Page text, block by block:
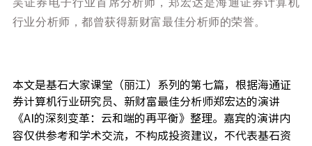
吴证券电子行业首席分析师，郑宏达是海通证券计算机
行业分析师，都曾获得新财富最佳分析师的荣誉。
本文是基石大家课堂（丽江）系列的第七篇，根据海通证
券计算机行业研究员、新财富最佳分析师郑宏达的演讲
《AI的深刻变革：云和端的再平衡》整理。嘉宾的演讲内
容仅供参考和学术交流，不构成投资建议，不代表基石资